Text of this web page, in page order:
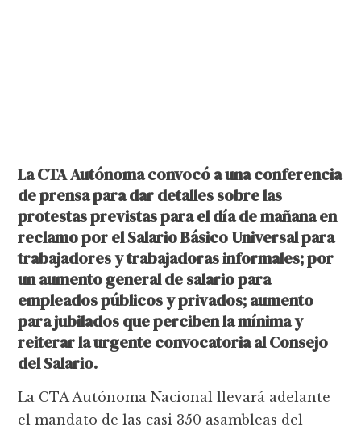
La CTA Autónoma convocó a una conferencia
de prensa para dar detalles sobre las
protestas previstas para el día de mañana en
reclamo por el Salario Básico Universal para
trabajadores y trabajadoras informales; por
un aumento general de salario para
empleados públicos y privados; aumento
para jubilados que perciben la mínima y
reiterar la urgente convocatoria al Consejo
del Salario.
La CTA Autónoma Nacional llevará adelante
el mandato de las casi 350 asambleas del